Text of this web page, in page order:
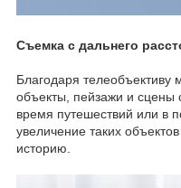
Съемка с дальнего
Благодаря
объекты, пейзажи и сцены
время путешествий или в
увеличение таких
историю.